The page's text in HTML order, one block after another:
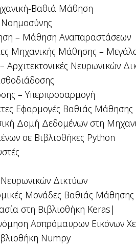
Βαθιά Μάθηση
Νοημοσύνης
– Μάθηση Αναπαραστάσεων
Μηχανικής Μάθησης –
Νευρωνικών
– Υπερπροσαρμογή
Εφαρμογές Βαθιάς Μάθησης
Δομή Δεδομένων στη
σε Βιβλιοθήκες Python
Δικτύων
Μονάδες Βαθιάς Μάθησης
στη Βιβλιοθήκη Keras|
Ασπρόμαυρων Εικόνων
Numpy